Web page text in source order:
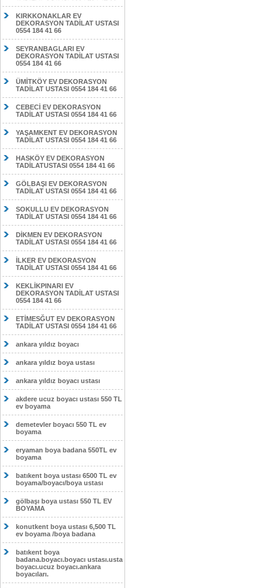
KIRKKONAKLAR EV
DEKORASYON TADİLAT USTASI
0554 184 41 66
SEYRANBAGLARI EV
DEKORASYON TADİLAT USTASI
0554 184 41 66
ÜMİTKÖY EV DEKORASYON
TADİLAT USTASI 0554 184 41 66
CEBECİ EV DEKORASYON
TADİLAT USTASI 0554 184 41 66
YAŞAMKENT EV DEKORASYON
TADİLAT USTASI 0554 184 41 66
HASKÖY EV DEKORASYON
TADİLATUSTASI 0554 184 41 66
GÖLBAŞI EV DEKORASYON
TADİLAT USTASI 0554 184 41 66
SOKULLU EV DEKORASYON
TADİLAT USTASI 0554 184 41 66
DİKMEN EV DEKORASYON
TADİLAT USTASI 0554 184 41 66
İLKER EV DEKORASYON
TADİLAT USTASI 0554 184 41 66
KEKLİKPINARI EV
DEKORASYON TADİLAT USTASI
0554 184 41 66
ETİMESĞUT EV DEKORASYON
TADİLAT USTASI 0554 184 41 66
ankara yıldız boyacı
ankara yıldız boya ustası
ankara yıldız boyacı ustası
akdere ucuz boyacı ustası 550 TL
ev boyama
demetevler boyacı 550 TL ev
boyama
eryaman boya badana 550TL ev
boyama
batıkent boya ustası 6500 TL ev
boyama/boyacı/boya ustası
gölbaşı boya ustası 550 TL EV
BOYAMA
konutkent boya ustası 6,500 TL
ev boyama /boya badana
batıkent boya
badana.boyacı.boyacı ustası.usta
boyacı.ucuz boyacı.ankara
boyacıları.